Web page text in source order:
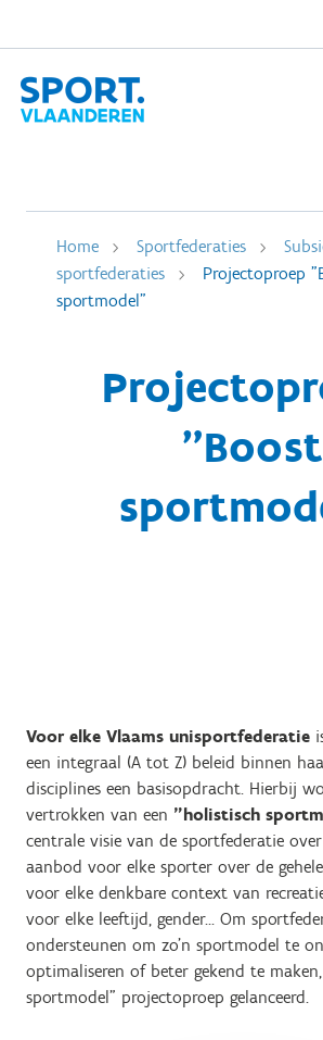
Home Sportfederaties
sportfederaties
Projectoproep
sportmodel"
"Boost
Voor elke Vlaams unisportfederatie
een integraal (A tot Z) beleid binnen
disciplines een basisopdracht. Hierbij
vertrokken van een "holistisch
centrale visie van de sportfederatie
aanbod voor elke sporter over de
voor elke denkbare context van
voor elke leeftijd, gender... Om
ondersteunen om zo'n sportmodel te
optimaliseren of beter gekend te
sportmodel" projectoproep gelanceerd.